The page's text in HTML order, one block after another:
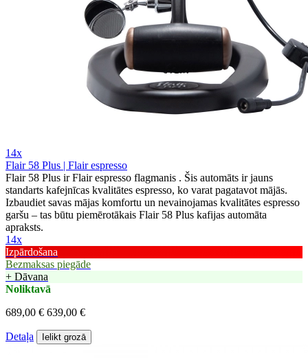
14x
Flair 58 Plus | Flair espresso
Flair 58 Plus ir Flair espresso flagmanis . Šis automāts ir jauns
standarts kafejnīcas kvalitātes espresso, ko varat pagatavot mājās.
Izbaudiet savas mājas komfortu un nevainojamas kvalitātes espresso
garšu – tas būtu piemērotākais Flair 58 Plus kafijas automāta
apraksts.
14x
Izpārdošana
Bezmaksas piegāde
+ Dāvana
Noliktavā
689,00 € 639,00 €
Detaļa Ielikt grozā